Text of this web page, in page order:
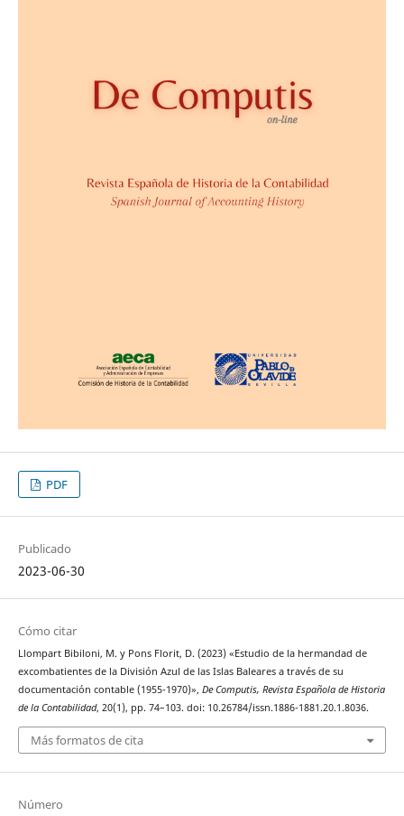
PDF
Publicado
2023-06-30
Cómo citar
Llompart Bibiloni, M. y Pons Florit, D. (2023) «Estudio de la hermandad de
excombatientes de la División Azul de las Islas Baleares a través de su
documentación contable (1955-1970)», De Computis, Revista Española de Historia
de la Contabilidad, 20(1), pp. 74–103. doi: 10.26784/issn.1886-1881.20.1.8036.
Más formatos de cita
Número